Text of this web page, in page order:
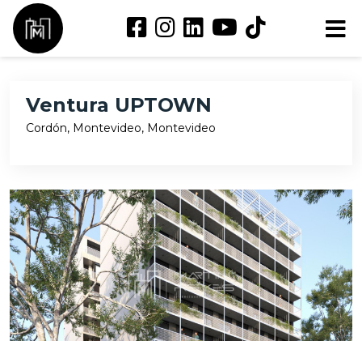
Ventura UPTOWN
Cordón, Montevideo, Montevideo